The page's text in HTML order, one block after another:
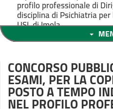
profilo professionale di
disciplina di Psichiatria
USL di Imola
CONCORSO
ESAMI, PER LA
POSTO A TEMPO
NEL PROFILO